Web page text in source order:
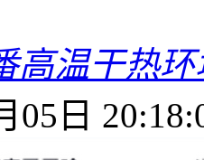
高温干热
05日